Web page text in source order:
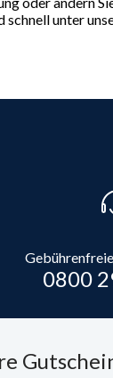
schnell unter
0800